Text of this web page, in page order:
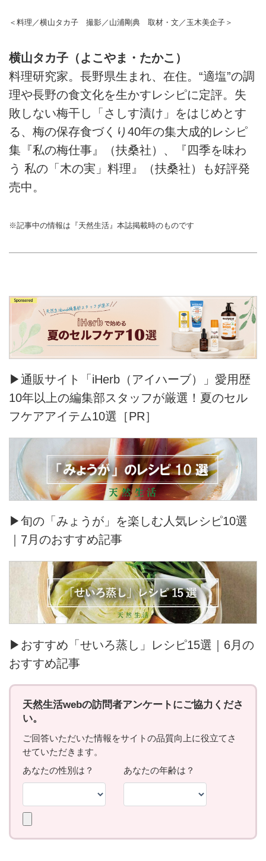
＜料理／横山タカ子 撮影／山浦剛典 取材・文／玉木美企子＞
横山タカ子（よこやま・たかこ）
料理研究家。長野県生まれ、在住。“適塩”の調
理や長野の食文化を生かすレシピに定評。失
敗しない梅干し「さしす漬け」をはじめとす
る、梅の保存食づくり40年の集大成的レシピ
集『私の梅仕事』（扶桑社）、『四季を味わ
う 私の「木の実」料理』（扶桑社）も好評発
売中。
※記事中の情報は『天然生活』本誌掲載時のものです
▶通販サイト「iHerb（アイハーブ）」愛用歴
10年以上の編集部スタッフが厳選！夏のセル
フケアアイテム10選［PR］
▶旬の「みょうが」を楽しむ人気レシピ10選
｜7月のおすすめ記事
▶おすすめ「せいろ蒸し」レシピ15選｜6月の
おすすめ記事